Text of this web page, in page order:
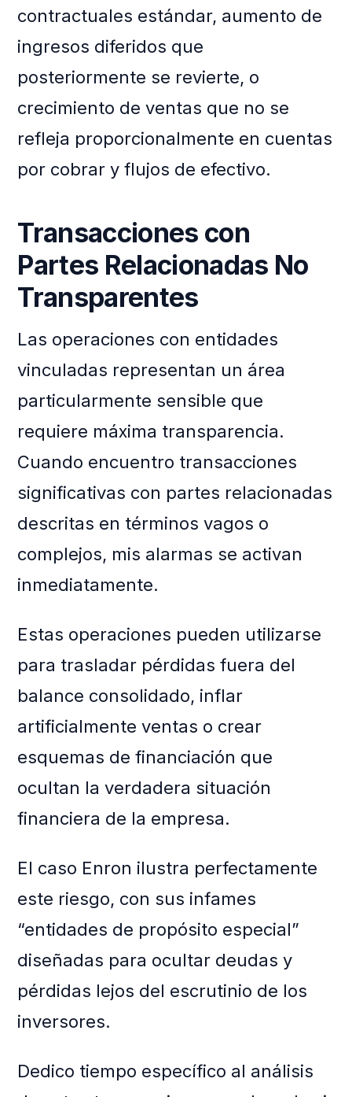
contractuales estándar, aumento de
ingresos diferidos que
posteriormente se revierte, o
crecimiento de ventas que no se
refleja proporcionalmente en cuentas
por cobrar y flujos de efectivo.
Transacciones con
Partes Relacionadas No
Transparentes
Las operaciones con entidades
vinculadas representan un área
particularmente sensible que
requiere máxima transparencia.
Cuando encuentro transacciones
significativas con partes relacionadas
descritas en términos vagos o
complejos, mis alarmas se activan
inmediatamente.
Estas operaciones pueden utilizarse
para trasladar pérdidas fuera del
balance consolidado, inflar
artificialmente ventas o crear
esquemas de financiación que
ocultan la verdadera situación
financiera de la empresa.
El caso Enron ilustra perfectamente
este riesgo, con sus infames
“entidades de propósito especial”
diseñadas para ocultar deudas y
pérdidas lejos del escrutinio de los
inversores.
Dedico tiempo específico al análisis